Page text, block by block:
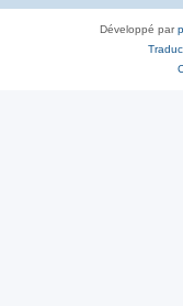
Développé par